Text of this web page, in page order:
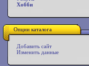
Хобби
Опции каталога
Добавить сайт
Изменить данные